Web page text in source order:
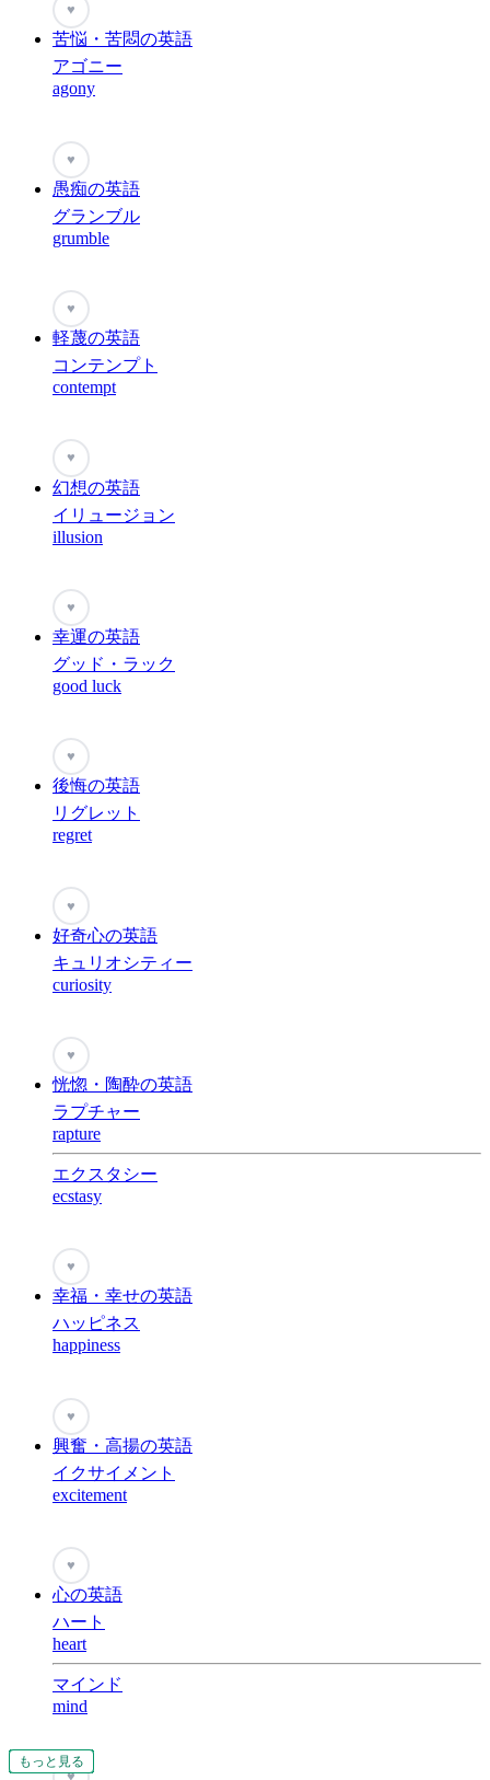
もっと見る
もっと見る
もっと見る
もっと見る
もっと見る
もっと見る
もっと見る
もっと見る
もっと見る
もっと見る
もっと見る
もっと見る
♥
苦悩・苦悶の英語
アゴニー
agony
♥
愚痴の英語
グランブル
grumble
♥
軽蔑の英語
コンテンプト
contempt
♥
幻想の英語
イリュージョン
illusion
♥
幸運の英語
グッド・ラック
good luck
♥
後悔の英語
リグレット
regret
♥
好奇心の英語
キュリオシティー
curiosity
♥
恍惚・陶酔の英語
ラプチャー
rapture
エクスタシー
ecstasy
♥
幸福・幸せの英語
ハッピネス
happiness
もっと見る
♥
興奮・高揚の英語
イクサイメント
excitement
もっと見る
♥
心の英語
ハート
heart
マインド
mind
♥
もっと見る
もっと見る
もっと見る
もっと見る
もっと見る
もっと見る
もっと見る
もっと見る
もっと見る
もっと見る
もっと見る
もっと見る
もっと見る
もっと見る
もっと見る